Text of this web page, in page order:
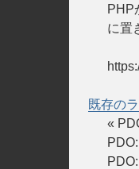
PHP
に置
既存の
«